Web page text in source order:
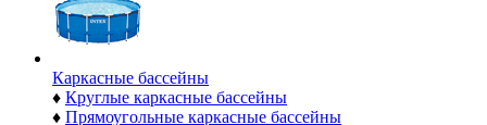
Каркасные бассейны
♦ Круглые каркасные бассейны
♦ Прямоугольные каркасные бассейны